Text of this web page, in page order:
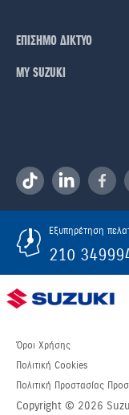
ΕΠΙΣΗΜΟ ΔΙΚΤΥΟ
ΜΥ SUZUKI
Εξυπηρέτηση
210
Copyright © 2026
Όροι Χρήσης
Πολιτική Cookies
Πολιτική Προστασίας